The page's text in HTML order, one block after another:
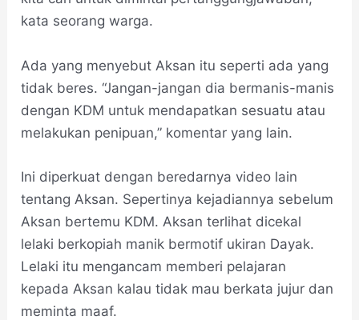
kata seorang warga.
Ada yang menyebut Aksan itu seperti ada yang
tidak beres. “Jangan-jangan dia bermanis-manis
dengan KDM untuk mendapatkan sesuatu atau
melakukan penipuan,” komentar yang lain.
Ini diperkuat dengan beredarnya video lain
tentang Aksan. Sepertinya kejadiannya sebelum
Aksan bertemu KDM. Aksan terlihat dicekal
lelaki berkopiah manik bermotif ukiran Dayak.
Lelaki itu mengancam memberi pelajaran
kepada Aksan kalau tidak mau berkata jujur dan
meminta maaf.